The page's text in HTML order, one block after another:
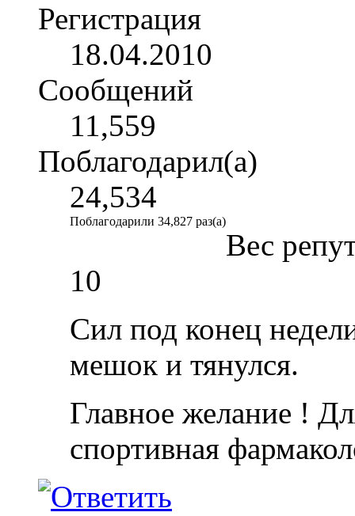
Регистрация
18.04.2010
Сообщений
11,559
Поблагодарил(а)
24,534
Поблагодарили 34,827 раз(а)
Вес
10
Сил под конец
мешок и тянулся.
Главное желание !
спортивная